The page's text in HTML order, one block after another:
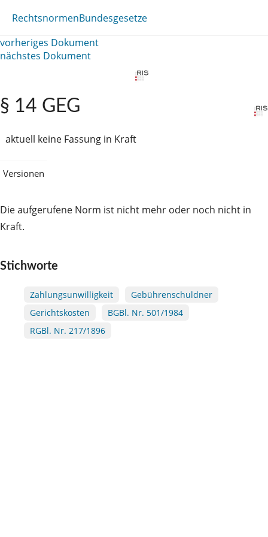
RechtsnormenBundesgesetze
vorheriges Dokument
nächstes Dokument
§ 14 GEG
aktuell keine Fassung in Kraft
Versionen
Die aufgerufene Norm ist nicht mehr oder noch nicht in
Kraft.
Stichworte
Zahlungsunwilligkeit
Gebührenschuldner
Gerichtskosten
BGBl. Nr. 501/1984
RGBl. Nr. 217/1896